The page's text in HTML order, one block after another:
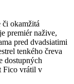
okamžitá
premiér nažive,
pred dvadsiatimi
tenkého čreva
dostupných
Fico vrátil v